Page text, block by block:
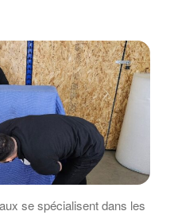
se spécialisent dans les